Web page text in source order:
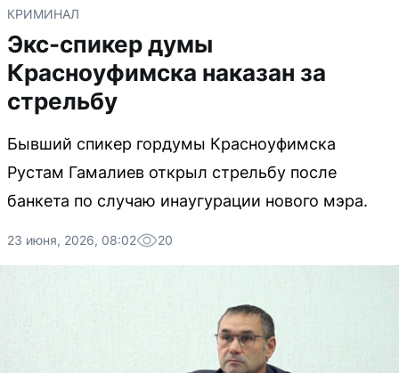
КРИМИНАЛ
Экс-спикер думы
Красноуфимска наказан за
стрельбу
Бывший спикер гордумы Красноуфимска
Рустам Гамалиев открыл стрельбу после
банкета по случаю инаугурации нового мэра.
23 июня, 2026, 08:02 20